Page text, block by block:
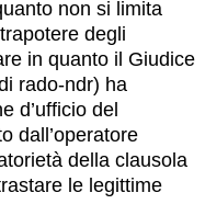
non si limita
degli
in quanto il Giudice
rado-ndr) ha
d’ufficio del
dall’operatore
della clausola
le legittime